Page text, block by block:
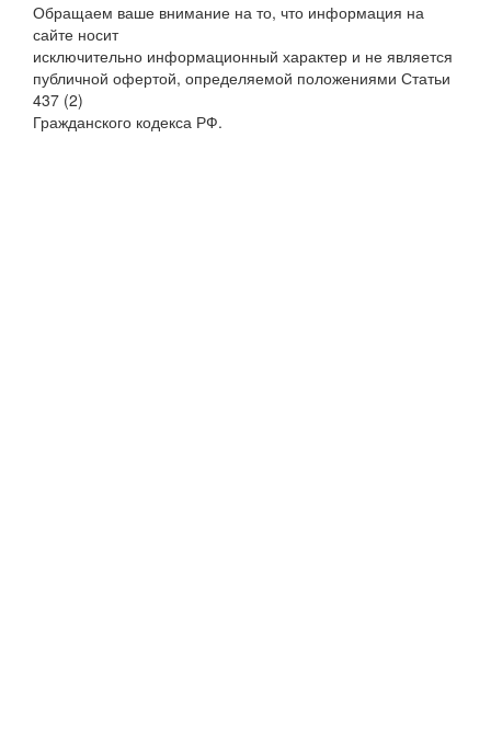
Обращаем ваше внимание на то, что информация на
сайте носит
исключительно информационный характер и не является
публичной офертой, определяемой положениями Статьи
437 (2)
Гражданского кодекса РФ.